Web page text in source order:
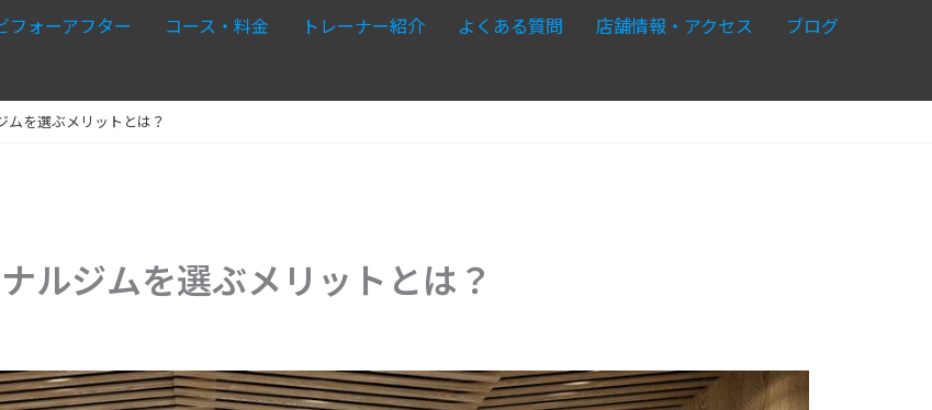
フォーアフター コース・料金 トレーナー紹介 よくある質問 店舗情報・アクセス
ブログ
を選ぶメリットとは？
ルジムを選ぶメリットとは？